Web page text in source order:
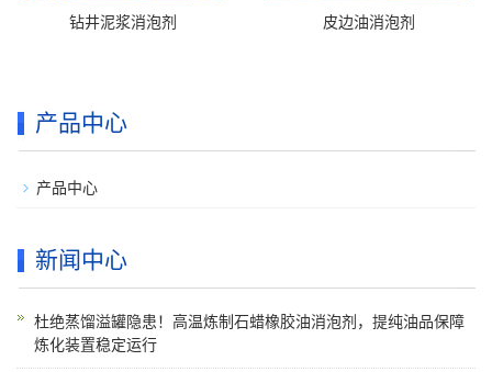
钻井泥浆消泡剂 皮边油消泡剂
产品中心
产品中心
新闻中心
杜绝蒸馏溢罐隐患！高温炼制石蜡橡胶油消泡剂，提纯油品保障
炼化装置稳定运行